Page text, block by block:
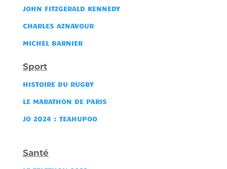
JOHN FITZGERALD KENNEDY
CHARLES AZNAVOUR
MICHEL BARNIER
Sport
HISTOIRE DU RUGBY
LE MARATHON DE PARIS
JO 2024 : TEAHUPOO
Santé